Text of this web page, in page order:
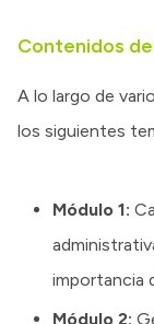
Contenidos
A lo largo de
los siguientes
Módulo 1:
importancia
Módulo 2: